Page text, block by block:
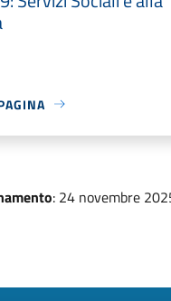
: 24 novembre